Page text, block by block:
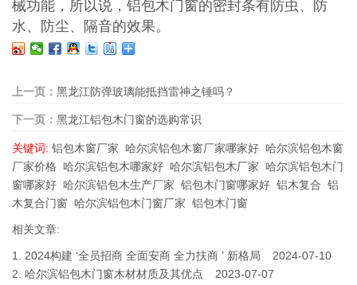
械功能，所以说，铝包木门窗的密封条有防虫、防
水、防尘、隔音的效果。
上一页： 黑龙江防弹玻璃能抵挡雷神之锤吗？
下一页： 黑龙江铝包木门窗的选购常识
关键词: 铝包木窗厂家 哈尔滨铝包木窗厂家哪家好 哈尔滨铝包木窗
厂家价格 哈尔滨铝包木哪家好 哈尔滨铝包木厂家 哈尔滨铝包木门
窗哪家好 哈尔滨铝包木生产厂家 铝包木门窗哪家好 铝木复合 铝
木复合门窗 哈尔滨铝包木门窗厂家 铝包木门窗
相关文章:
1. 2024构建 ‘全员招商 全面安商 全力扶商 ’ 新格局
2024-07-10
2. 哈尔滨铝包木门窗木材材质及其优点
2023-07-07